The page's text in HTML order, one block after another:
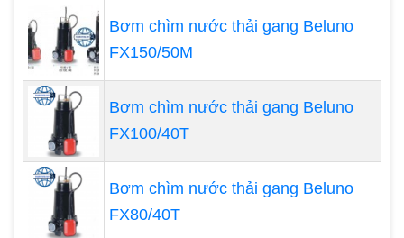
Cách chọn mua máy thổi khí con sò giá rẻ phù
hợp
Để lựa chọn được sản phẩm đáp ứng được nhu
cầu sử dụng của mình, các bạn cần lưu ý những
Bơm chìm nước thải gang Beluno
FX150/50M
Bơm chìm nước thải gang Beluno
FX100/40T
Bơm chìm nước thải gang Beluno
FX80/40T